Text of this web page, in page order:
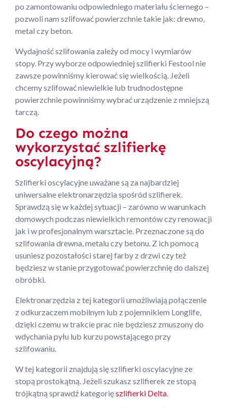
po zamontowaniu odpowiedniego materiału ściernego –
pozwoli nam szlifować powierzchnie takie jak: drewno,
metal czy beton.
Wydajność szlifowania zależy od mocy i wymiarów
stopy. Przy wyborze odpowiedniej szlifierki Festool nie
zawsze powinniśmy kierować się wielkością. Jeżeli
chcemy szlifować niewielkie lub trudnodostępne
powierzchnie powinniśmy wybrać urządzenie z mniejszą
tarczą.
Do czego można
wykorzystać szlifierkę
oscylacyjną?
Szlifierki oscylacyjne uważane są za najbardziej
uniwersalne elektronarzędzia spośród szlifierek.
Sprawdzą się w każdej sytuacji – zarówno w warunkach
domowych podczas niewielkich remontów czy renowacji
jak i w profesjonalnym warsztacie. Przeznaczone są do
szlifowania drewna, metalu czy betonu. Z ich pomocą
usuniesz pozostałości starej farby z drzwi czy też
będziesz w stanie przygotować powierzchnię do dalszej
obróbki.
Elektronarzędzia z tej kategorii umożliwiają połączenie
z odkurzaczem mobilnym lub z pojemnikiem Longlife,
dzięki czemu w trakcie prac nie będziesz zmuszony do
wdychania pyłu lub kurzu powstającego przy
szlifowaniu.
W tej kategorii znajdują się szlifierki oscylacyjne ze
stopą prostokątną. Jeżeli szukasz szlifierek ze stopą
trójkątną sprawdź kategorięszlifierki Delta.